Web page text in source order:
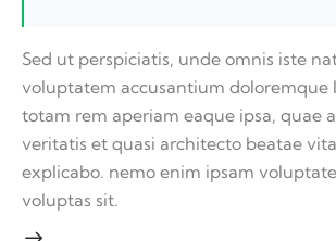
Sed ut perspiciatis, unde omnis iste
voluptatem accusantium doloremque
totam rem aperiam eaque ipsa, quae
veritatis et quasi architecto beatae
explicabo. nemo enim ipsam
voluptas sit.